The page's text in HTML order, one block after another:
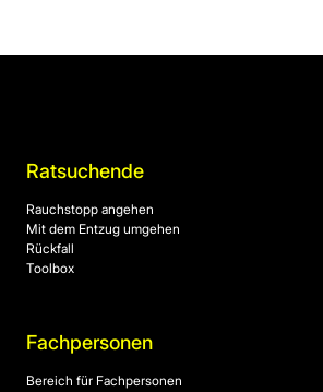
Ratsuchende
Rauchstopp angehen
Mit dem Entzug umgehen
Rückfall
Toolbox
Fachpersonen
Bereich für Fachpersonen